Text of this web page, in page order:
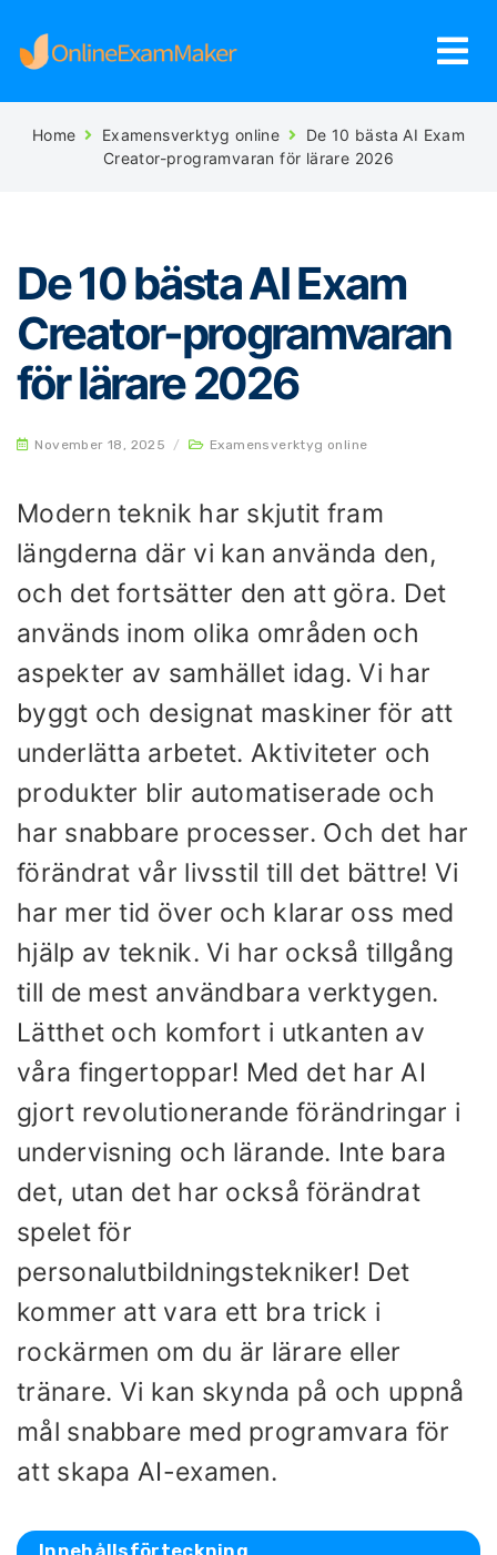
Home Examensverktyg online
De 10 bästa AI Exam
Creator-programvaran för lärare 2026
De 10 bästa AI Exam
Creator-programvaran
för lärare 2026
November 18, 2025 / Examensverktyg online
Modern teknik har skjutit fram
längderna där vi kan använda den,
och det fortsätter den att göra. Det
används inom olika områden och
aspekter av samhället idag. Vi har
byggt och designat maskiner för att
underlätta arbetet. Aktiviteter och
produkter blir automatiserade och
har snabbare processer. Och det har
förändrat vår livsstil till det bättre! Vi
har mer tid över och klarar oss med
hjälp av teknik. Vi har också tillgång
till de mest användbara verktygen.
Lätthet och komfort i utkanten av
våra fingertoppar! Med det har AI
gjort revolutionerande förändringar i
undervisning och lärande. Inte bara
det, utan det har också förändrat
spelet för
personalutbildningstekniker! Det
kommer att vara ett bra trick i
rockärmen om du är lärare eller
tränare. Vi kan skynda på och uppnå
mål snabbare med programvara för
att skapa AI-examen.
Innehållsförteckning